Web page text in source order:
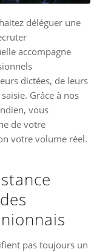
déléguer une
accompagne
dictées, de leurs
Grâce à nos
vous
de votre
votre volume réel.
pas toujours un